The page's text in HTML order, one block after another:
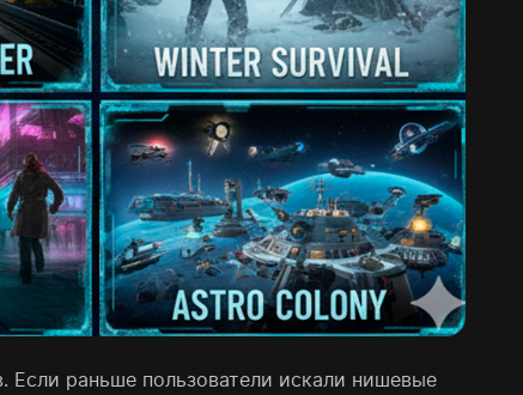
раньше пользователи искали нишевые